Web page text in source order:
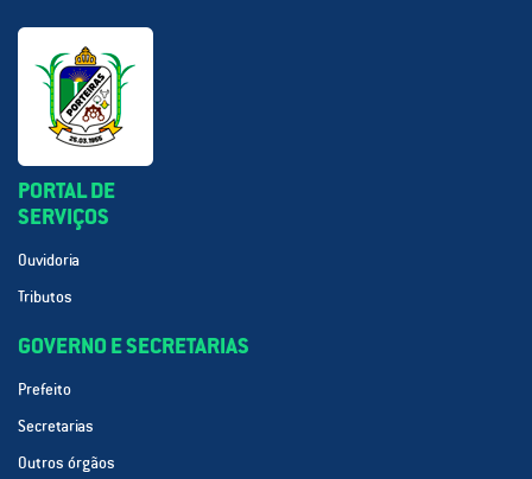
PORTAL DE
SERVIÇOS
Ouvidoria
Tributos
GOVERNO E SECRETARIAS
Prefeito
Secretarias
Outros órgãos